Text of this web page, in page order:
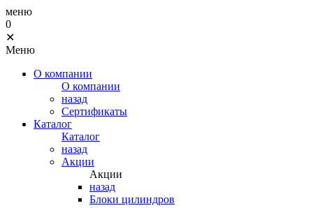
меню
0
✕
Меню
О компании
О компании
назад
Сертификаты
Каталог
Каталог
назад
Акции
Акции
назад
Блоки цилиндров